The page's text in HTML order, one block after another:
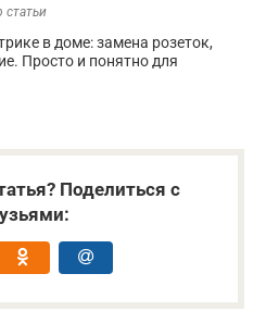
статьи
в доме: замена розеток,
Просто и понятно для
Поделиться с